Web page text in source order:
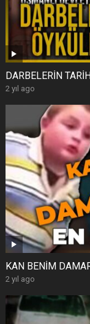
DARBELERİN
2 yıl ago
KAN BENİM
2 yıl ago